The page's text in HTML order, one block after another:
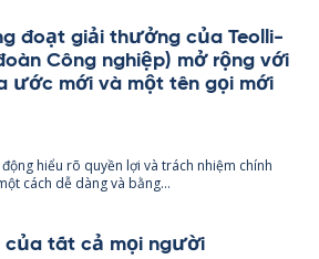
đoạt giải thưởng của Teol­li­
Công ng­hiệp) mở rộng với
ước mới và một tên gọi mới
hiểu rõ qu­yền lợi và trách nhiệm chính
cách dễ dàng và bằng...
của tất cả mọi người